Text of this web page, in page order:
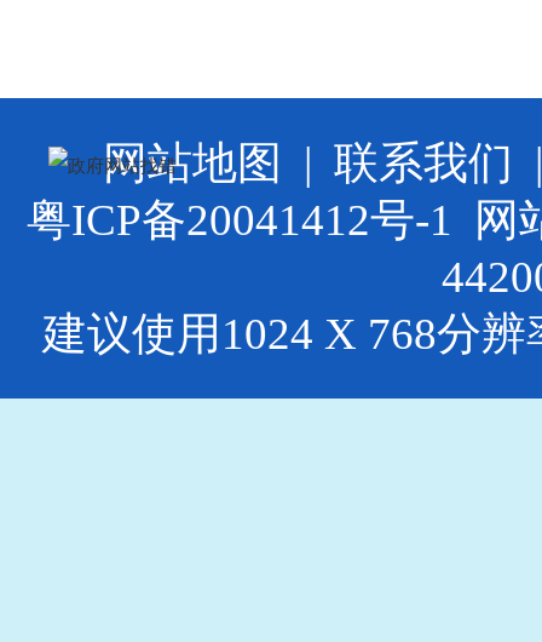
网站地图 | 联系我们
粤ICP备20041412号-1
网
建议使用1024 X 768分